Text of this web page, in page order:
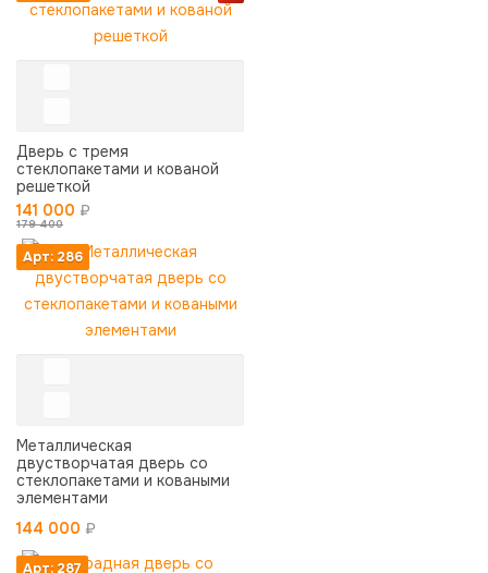
Дверь с тремя
стеклопакетами и кованой
решеткой
141 000 ₽
179 400
Арт: 286
Металлическая
двустворчатая дверь со
стеклопакетами и коваными
элементами
144 000 ₽
Арт: 287